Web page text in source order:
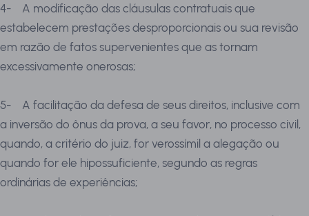
4-
A modificação das cláusulas contratuais que
estabelecem prestações desproporcionais ou sua revisão
em razão de fatos supervenientes que as tornam
excessivamente onerosas;
5-
A facilitação da defesa de seus direitos, inclusive com
a inversão do ônus da prova, a seu favor, no processo civil,
quando, a critério do juiz, for verossímil a alegação ou
quando for ele hipossuficiente, segundo as regras
ordinárias de experiências;